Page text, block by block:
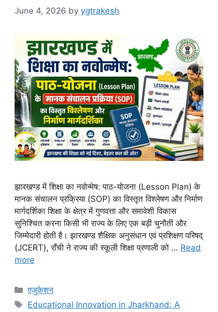
June 4, 2026 by ygtrakesh
झारखण्ड में शिक्षा का नवोन्मेष: पाठ-योजना (Lesson Plan) के
मानक संचालन प्रक्रिया (SOP) का विस्तृत विश्लेषण और निर्माण
मार्गदर्शिका शिक्षा के क्षेत्र में गुणवत्ता और समावेशी विकास
सुनिश्चित करना किसी भी राज्य के लिए एक बड़ी चुनौती और
जिम्मेदारी होती है। झारखण्ड शैक्षिक अनुसंधान एवं प्रशिक्षण परिषद्
(JCERT), राँची ने राज्य की स्कूली शिक्षा प्रणाली को … Read
more
Categories
एजुकेशन
Tags
Educational Innovation in Jharkhand: A